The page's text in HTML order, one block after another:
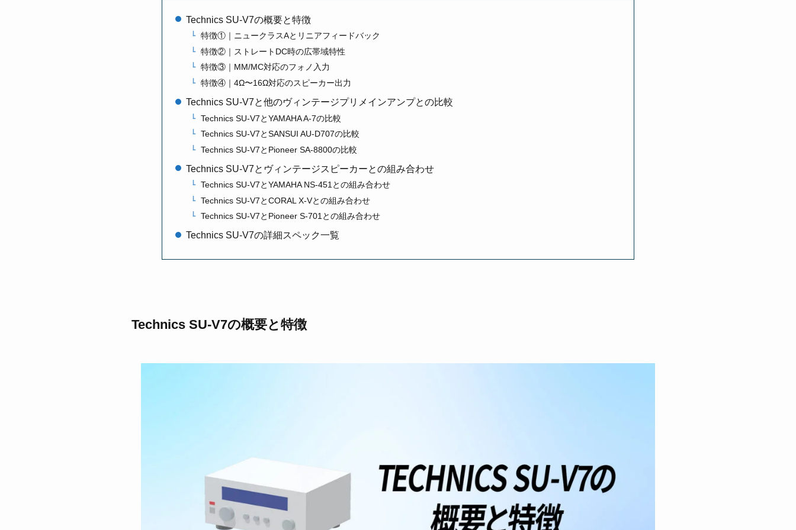
Technics SU-V7の概要と特徴
特徴①｜ニュークラスAとリニアフィードバック
特徴②｜ストレートDC時の広帯域特性
特徴③｜MM/MC対応のフォノ入力
特徴④｜4Ω〜16Ω対応のスピーカー出力
Technics SU-V7と他のヴィンテージプリメインアンプとの比較
Technics SU-V7とYAMAHA A-7の比較
Technics SU-V7とSANSUI AU-D707の比較
Technics SU-V7とPioneer SA-8800の比較
Technics SU-V7とヴィンテージスピーカーとの組み合わせ
Technics SU-V7とYAMAHA NS-451との組み合わせ
Technics SU-V7とCORAL X-Vとの組み合わせ
Technics SU-V7とPioneer S-701との組み合わせ
Technics SU-V7の詳細スペック一覧
Technics SU-V7の概要と特徴